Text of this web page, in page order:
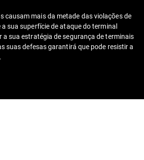
causam mais da metade das violações de
sua superfície de ataque do terminal
sua estratégia de segurança de terminais
suas defesas garantirá que pode resistir a